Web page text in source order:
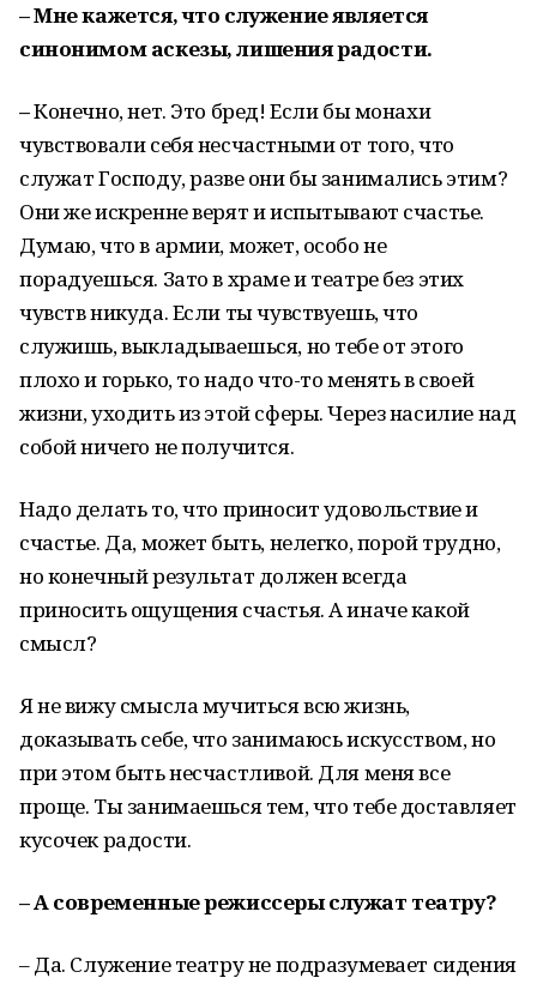
– Мне кажется, что служение является
синонимом аскезы, лишения радости.
–Конечно, нет. Это бред! Если бы монахи
чувствовали себя несчастными от того, что
служат Господу, разве они бы занимались этим?
Они же искренне верят и испытывают счастье.
Думаю, что в армии, может, особо не
порадуешься. Зато в храме и театре без этих
чувств никуда. Если ты чувствуешь, что
служишь, выкладываешься, но тебе от этого
плохо и горько, то надо что-то менять в своей
жизни, уходить из этой сферы. Через насилие над
собой ничего не получится.
Надо делать то, что приносит удовольствие и
счастье. Да, может быть, нелегко, порой трудно,
но конечный результат должен всегда
приносить ощущения счастья. А иначе какой
смысл?
Я не вижу смысла мучиться всю жизнь,
доказывать себе, что занимаюсь искусством, но
при этом быть несчастливой. Для меня все
проще. Ты занимаешься тем, что тебе доставляет
кусочек радости.
– А современные режиссеры служат театру?
– Да. Служение театру не подразумевает сидения